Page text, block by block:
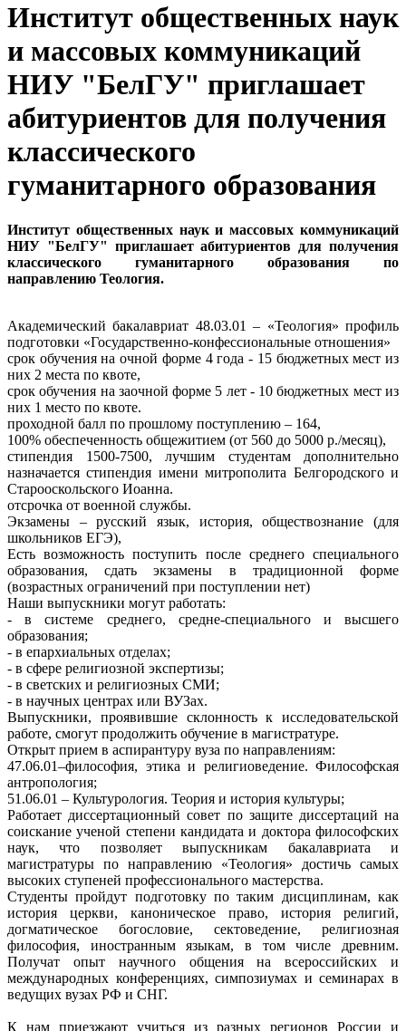
Институт общественных наук
и массовых коммуникаций
НИУ "БелГУ" приглашает
абитуриентов для получения
классического
гуманитарного образования
Институт общественных наук и массовых коммуникаций
НИУ "БелГУ" приглашает абитуриентов для получения
классического гуманитарного образования по
направлению Теология.
Академический бакалавриат 48.03.01 – «Теология» профиль
подготовки «Государственно-конфессиональные отношения»
срок обучения на очной форме 4 года - 15 бюджетных мест из
них 2 места по квоте,
срок обучения на заочной форме 5 лет - 10 бюджетных мест из
них 1 место по квоте.
проходной балл по прошлому поступлению – 164,
100% обеспеченность общежитием (от 560 до 5000 р./месяц),
стипендия 1500-7500, лучшим студентам дополнительно
назначается стипендия имени митрополита Белгородского и
Старооскольского Иоанна.
отсрочка от военной службы.
Экзамены – русский язык, история, обществознание (для
школьников ЕГЭ),
Есть возможность поступить после среднего специального
образования, сдать экзамены в традиционной форме
(возрастных ограничений при поступлении нет)
Наши выпускники могут работать:
- в системе среднего, средне-специального и высшего
образования;
- в епархиальных отделах;
- в сфере религиозной экспертизы;
- в светских и религиозных СМИ;
- в научных центрах или ВУЗах.
Выпускники, проявившие склонность к исследовательской
работе, смогут продолжить обучение в магистратуре.
Открыт прием в аспирантуру вуза по направлениям:
47.06.01–философия, этика и религиоведение. Философская
антропология;
51.06.01 – Культурология. Теория и история культуры;
Работает диссертационный совет по защите диссертаций на
соискание ученой степени кандидата и доктора философских
наук, что позволяет выпускникам бакалавриата и
магистратуры по направлению «Теология» достичь самых
высоких ступеней профессионального мастерства.
Студенты пройдут подготовку по таким дисциплинам, как
история церкви, каноническое право, история религий,
догматическое богословие, сектоведение, религиозная
философия, иностранным языкам, в том числе древним.
Получат опыт научного общения на всероссийских и
международных конференциях, симпозиумах и семинарах в
ведущих вузах РФ и СНГ.
К нам приезжают учиться из разных регионов России и